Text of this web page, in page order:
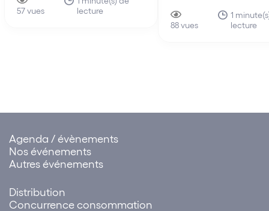
(DSA) est le règlement
57 vues
lecture
spécifiques des
du réseau Lorsqu’un
88 vues
1
lecture
Agenda / évènements
Nos événements
Autres événements
Distribution
Concurrence consommation